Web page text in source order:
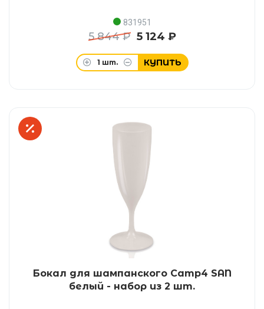
831951
5 844 ₽ 5 124 ₽
1 шт. КУПИТЬ
Бокал для шампанского Camp4 SAN
белый - набор из 2 шт.